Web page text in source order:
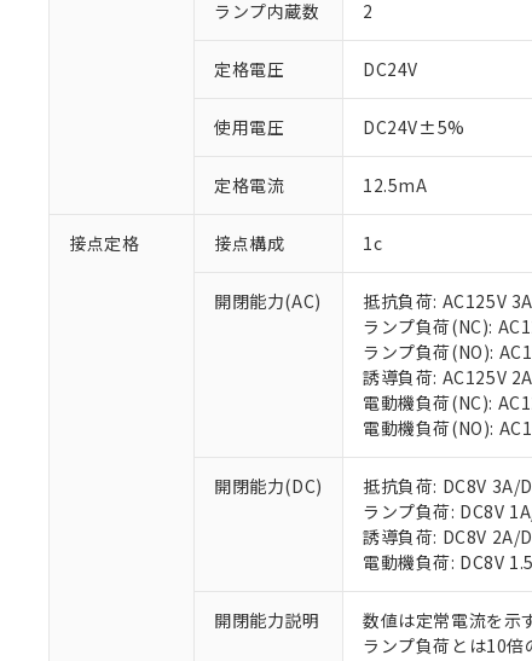
ランプ内蔵数 2
定格電圧 DC24V
使用電圧 DC24V±5%
定格電流 12.5mA
接点定格 接点構成 1c
開閉能力(AC)
抵抗負荷: AC125V
ランプ負荷(NC):
ランプ負荷(NO):
誘導負荷: AC125V
電動機負荷(NC):
電動機負荷(NO):
開閉能力(DC)
抵抗負荷: DC8V 3A/
ランプ負荷: DC8V
誘導負荷: DC8V 2A/
電動機負荷: DC8V
開閉能力説明
数値は定常電流を示す
ランプ負荷とは10倍
ご利用条
※1 対応状況
対応済み：
対応予定：EU
調査・確認中：
非該当品：ライ
※1 中国